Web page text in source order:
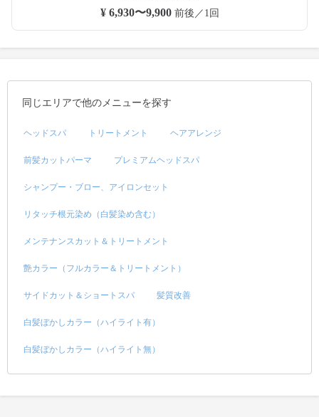
¥ 6,930〜9,900前後／1回
同じエリアで他のメニューを探す
ヘッドスパ トリートメント ヘアアレンジ
前髪カットパーマ プレミアムヘッドスパ
シャンプー・ブロー、アイロンセット
リタッチ根元染め（白髪染め含む）
メンテナンスカット＆トリートメント
艶カラー（フルカラー＆トリートメント）
サイドカット＆ショートスパ 髪質改善
白髪ぼかしカラー（ハイライト有）
白髪ぼかしカラー（ハイライト無）